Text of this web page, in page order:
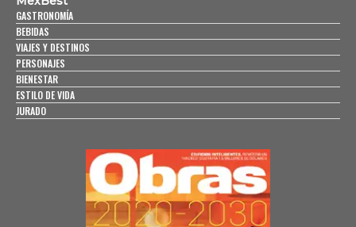
GASTRONOMÍA
BEBIDAS
VIAJES Y DESTINOS
PERSONAJES
BIENESTAR
ESTILO DE VIDA
JURADO